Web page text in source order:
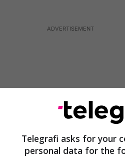
Telegrafi asks for your
personal data for the